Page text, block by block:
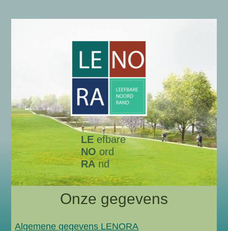
LE efbare
NOord
RAnd
Onze gegevens
Algemene gegevens LENORA